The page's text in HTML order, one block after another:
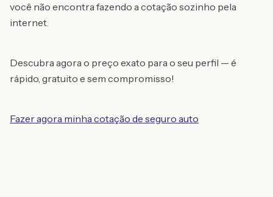
você não encontra fazendo a cotação sozinho pela
internet.
Descubra agora o preço exato para o seu perfil — é
rápido, gratuito e sem compromisso!
Fazer agora minha cotação de seguro auto